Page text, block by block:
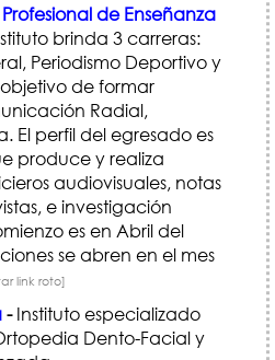
Profesional de Enseñanza
brinda 3 carreras:
Periodismo Deportivo y
de formar
Radial,
El perfil del egresado es
produce y realiza
audiovisuales, notas
e investigación
es en Abril del
se abren en el mes
link roto]
-Instituto especializado
Dento-Facial y